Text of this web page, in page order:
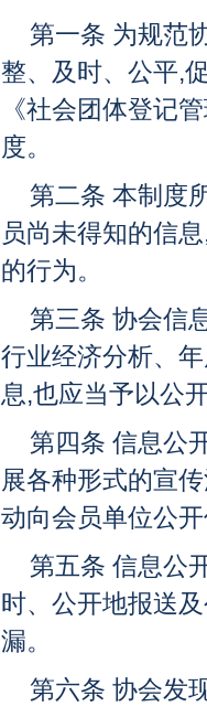
第一条 为规范
整、及时、公平,
《社会团体登记
度。
第二条 本制度
员尚未得知的信
的行为。
第三条 协会信
行业经济分析、
息,也应当予以公
第四条 信息公
展各种形式的宣
动向会员单位公
第五条 信息公
时、公开地报送
漏。
第六条 协会发